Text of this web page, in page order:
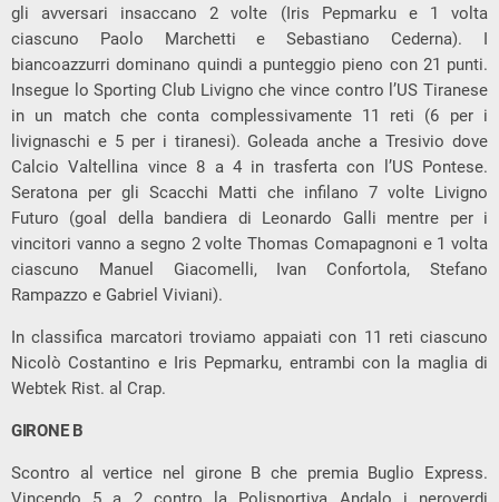
gli avversari insaccano 2 volte (Iris Pepmarku e 1 volta
ciascuno Paolo Marchetti e Sebastiano Cederna). I
biancoazzurri dominano quindi a punteggio pieno con 21 punti.
Insegue lo Sporting Club Livigno che vince contro l’US Tiranese
in un match che conta complessivamente 11 reti (6 per i
livignaschi e 5 per i tiranesi). Goleada anche a Tresivio dove
Calcio Valtellina vince 8 a 4 in trasferta con l’US Pontese.
Seratona per gli Scacchi Matti che infilano 7 volte Livigno
Futuro (goal della bandiera di Leonardo Galli mentre per i
vincitori vanno a segno 2 volte Thomas Comapagnoni e 1 volta
ciascuno Manuel Giacomelli, Ivan Confortola, Stefano
Rampazzo e Gabriel Viviani).
In classifica marcatori troviamo appaiati con 11 reti ciascuno
Nicolò Costantino e Iris Pepmarku, entrambi con la maglia di
Webtek Rist. al Crap.
GIRONE B
Scontro al vertice nel girone B che premia Buglio Express.